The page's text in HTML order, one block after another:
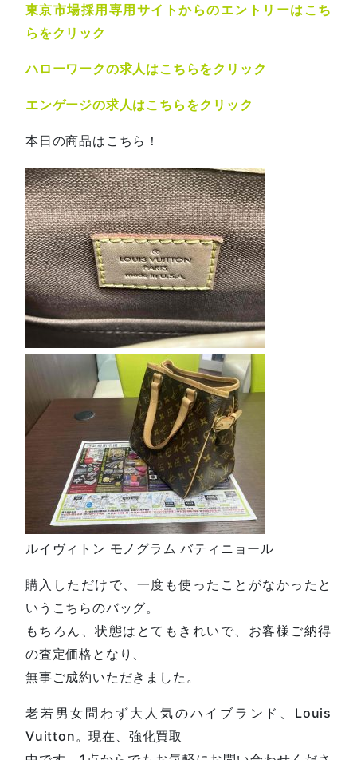
東京市場採用専用サイトからのエントリーはこち
らをクリック
ハローワークの求人はこちらをクリック
エンゲージの求人はこちらをクリック
本日の商品はこちら！
ルイヴィトン モノグラム バティニョール
購入しただけで、一度も使ったことがなかったと
いうこちらのバッグ。
もちろん、状態はとてもきれいで、お客様ご納得
の査定価格となり、
無事ご成約いただきました。
老若男女問わず大人気のハイブランド、Louis
Vuitton。現在、強化買取